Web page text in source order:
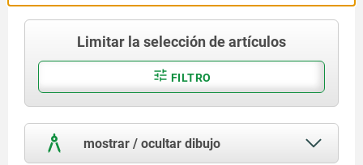
Limitar la selección de artículos
FILTRO
mostrar / ocultar dibujo